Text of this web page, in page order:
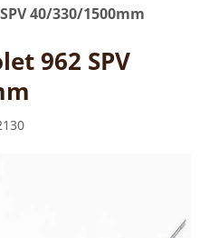
40/330/1500mm
962 SPV